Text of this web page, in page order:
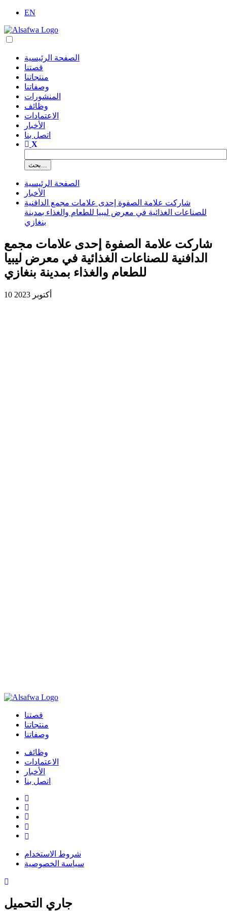
EN
الصفحة الرئيسية
قصتنا
منتجاتنا
وصفاتنا
المنشورات
وظائف
الاعتمادات
الأخبار
اتصل بنا
الصفحة الرئيسية
الأخبار
شاركت علامة الصفوة إحدى علامات مجمع الدافنية
للصناعات الغذائية في معرض ليبيا للطعام والغذاء بمدينة
بنغازي
شاركت علامة الصفوة إحدى علامات مجمع
الدافنية للصناعات الغذائية في معرض ليبيا
للطعام والغذاء بمدينة بنغازي
10 أكتوبر 2023
قصتنا
منتجاتنا
وصفاتنا
وظائف
الاعتمادات
الأخبار
اتصل بنا
شروط الاستخدام
سياسة الخصوصية
جاري التحميل